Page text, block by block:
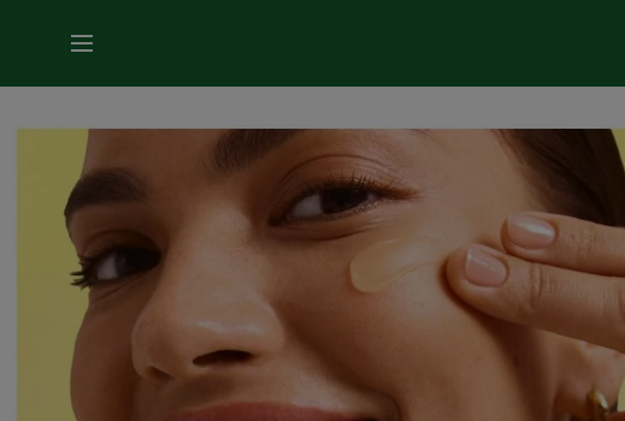
MENI